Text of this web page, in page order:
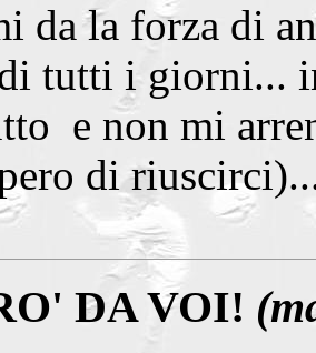
da la forza di
tutti i giorni...
e non mi
di
DA VOI!